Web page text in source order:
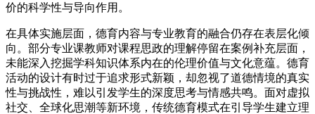
价的科学性与导向作用。
在具体实施层面，德育内容与专业教育的融合仍存在表层化倾
向。部分专业课教师对课程思政的理解停留在案例补充层面，
未能深入挖掘学科知识体系内在的伦理价值与文化意蕴。德育
活动的设计有时过于追求形式新颖，却忽视了道德情境的真实
性与挑战性，难以引发学生的深度思考与情感共鸣。面对虚拟
社交、全球化思潮等新环境，传统德育模式在引导学生建立理